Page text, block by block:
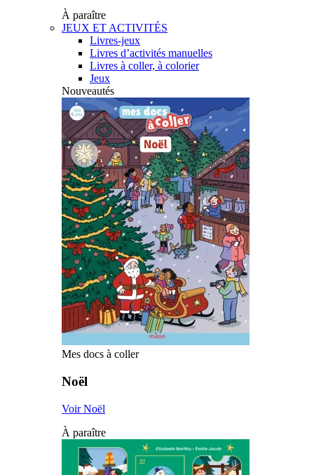
À paraître
JEUX ET ACTIVITÉS
Livres-jeux
Livres d’activités manuelles
Livres à coller, à colorier
Jeux
Nouveautés
Mes docs à coller
Noël
Voir Noël
À paraître